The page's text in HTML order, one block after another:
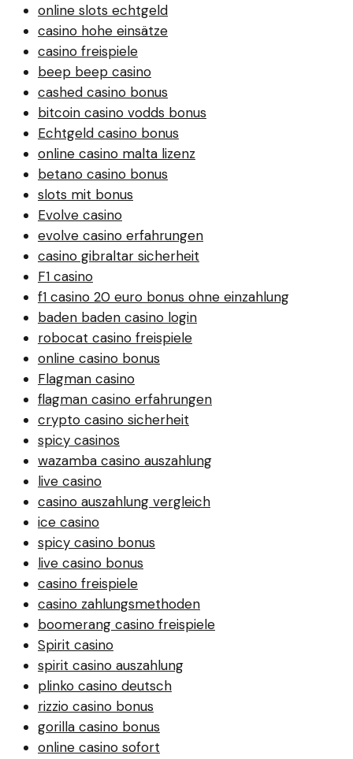
online slots echtgeld
casino hohe einsätze
casino freispiele
beep beep casino
cashed casino bonus
bitcoin casino vodds bonus
Echtgeld casino bonus
online casino malta lizenz
betano casino bonus
slots mit bonus
Evolve casino
evolve casino erfahrungen
casino gibraltar sicherheit
F1 casino
f1 casino 20 euro bonus ohne einzahlung
baden baden casino login
robocat casino freispiele
online casino bonus
Flagman casino
flagman casino erfahrungen
crypto casino sicherheit
spicy casinos
wazamba casino auszahlung
live casino
casino auszahlung vergleich
ice casino
spicy casino bonus
live casino bonus
casino freispiele
casino zahlungsmethoden
boomerang casino freispiele
Spirit casino
spirit casino auszahlung
plinko casino deutsch
rizzio casino bonus
gorilla casino bonus
online casino sofort